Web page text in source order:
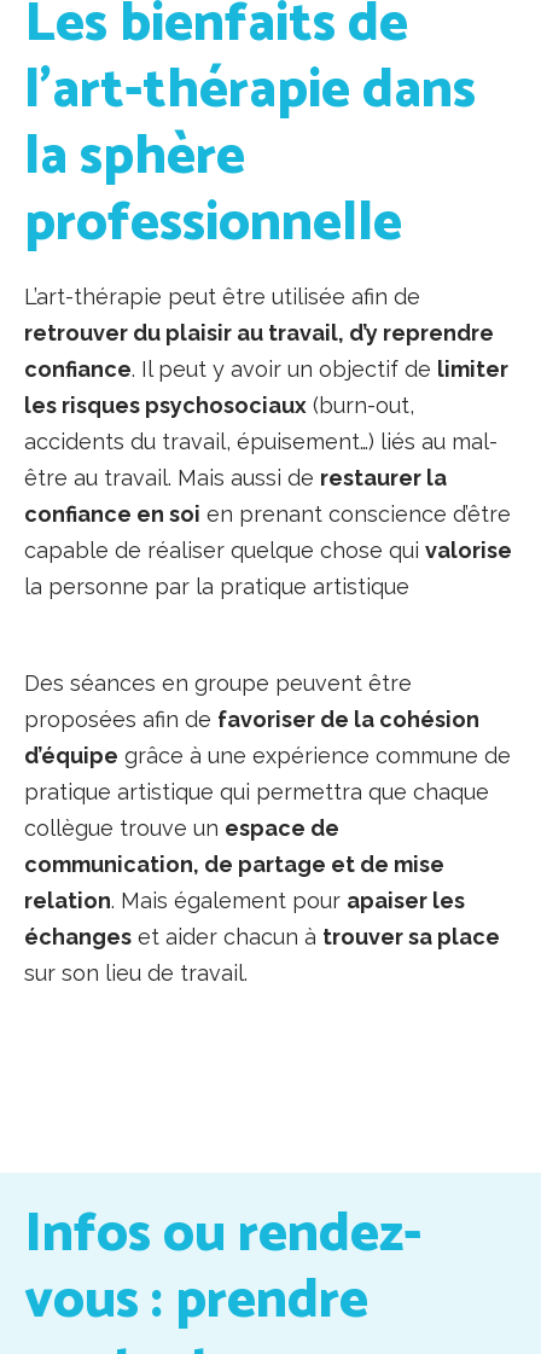
Les bienfaits de
l’art-thérapie dans
la sphère
professionnelle
L’art-thérapie peut être utilisée afin de
retrouver du plaisir au travail, d’y reprendre
confiance. Il peut y avoir un objectif de limiter
les risques psychosociaux (burn-out,
accidents du travail, épuisement…) liés au mal-
être au travail. Mais aussi de restaurer la
confiance en soi en prenant conscience d’être
capable de réaliser quelque chose qui valorise
la personne par la pratique artistique
Des séances en groupe peuvent être
proposées afin de favoriser de la cohésion
d’équipe grâce à une expérience commune de
pratique artistique qui permettra que chaque
collègue trouve un espace de
communication, de partage et de mise
relation. Mais également pour apaiser les
échanges et aider chacun à trouver sa place
sur son lieu de travail.
Infos ou rendez-
vous : prendre